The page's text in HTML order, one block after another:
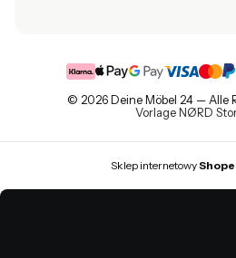
© 2026 Deine Möbel 24 — Alle
Vorlage NØRD
Sklep internetowy